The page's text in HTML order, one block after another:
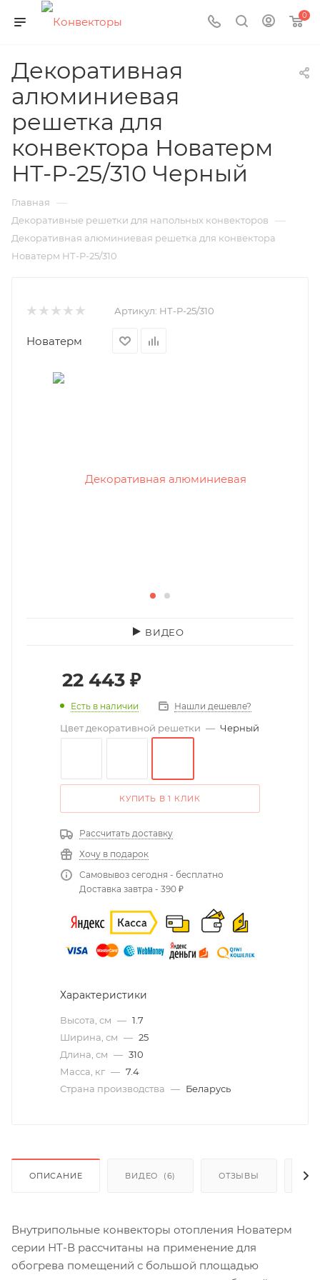
0
Декоративная
алюминиевая
решетка для
конвектора Новатерм
НТ-Р-25/310 Черный
Главная —
Декоративные решетки для напольных конвекторов —
Декоративная алюминиевая решетка для конвектора
Новатерм НТ-Р-25/310
Артикул: НТ-Р-25/310
Новатерм
ВИДЕО
22 443 ₽
Есть в наличии Нашли дешевле?
Цвет декоративной решетки — Черный
КУПИТЬ В 1 КЛИК
Рассчитать доставку
Хочу в подарок
Самовывоз сегодня - бесплатно
Доставка завтра - 390 ₽
Характеристики
Высота, см — 1.7
Ширина, см — 25
Длина, см — 310
Масса, кг — 7.4
Страна производства — Беларусь
ОПИСАНИЕ ВИДЕО (6) ОТЗЫВЫ
Внутрипольные конвекторы отопления Новатерм
серии НТ-В рассчитаны на применение для
обогрева помещений с большой площадью